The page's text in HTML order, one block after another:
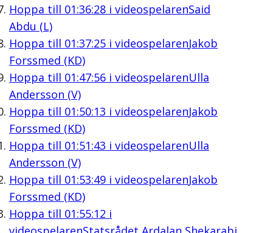
Hoppa till 01:36:28i videospelarenSaid
Abdu (L)
Hoppa till 01:37:25i videospelarenJakob
Forssmed (KD)
Hoppa till 01:47:56i videospelarenUlla
Andersson (V)
Hoppa till 01:50:13 i videospelarenJakob
Forssmed (KD)
Hoppa till 01:51:43 i videospelarenUlla
Andersson (V)
Hoppa till 01:53:49i videospelarenJakob
Forssmed (KD)
Hoppa till 01:55:12 i